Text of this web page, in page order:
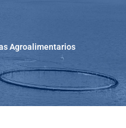
Agroalimentarios